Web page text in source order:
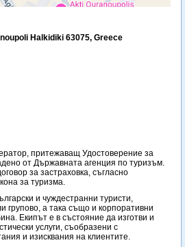
Halkidiki 63075, Greece
притежаващ Удостоверение за
от Държавната агенция по туризъм.
за застраховка, съгласно
за туризма.
и чуждестранни туристи,
групово, а така също и корпоративни
Екипът е в състояние да изготви и
услуги, съобразени с
и изисквания на клиентите.